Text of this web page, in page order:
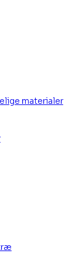
materialer